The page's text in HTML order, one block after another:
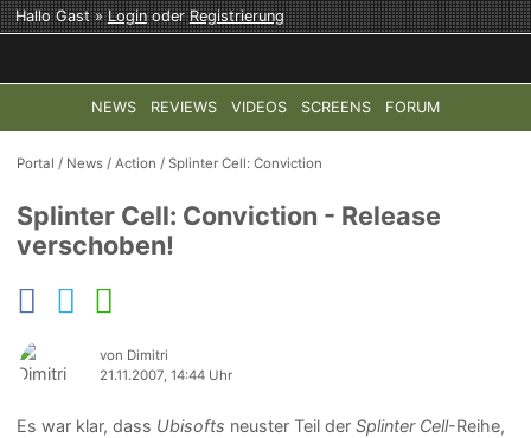
Hallo Gast »LoginoderRegistrierung
NEWS REVIEWS VIDEOS SCREENS FORUM
TOP-THEMEN: COD: MODERN WARFARE 4 HALO:
Portal / News /Action /Splinter Cell: Conviction
Splinter Cell: Conviction - Release
verschoben!
von Dimitri
21.11.2007, 14:44 Uhr
Es war klar, dass Ubisofts neuster Teil derSplinter Cell-Reihe,